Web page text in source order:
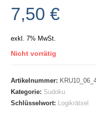
7,50€
exkl. 7% MwSt.
Nicht vorrätig
Artikelnummer:
Kategorie: Sudoku
Schlüsselwort:
Logikrätsel